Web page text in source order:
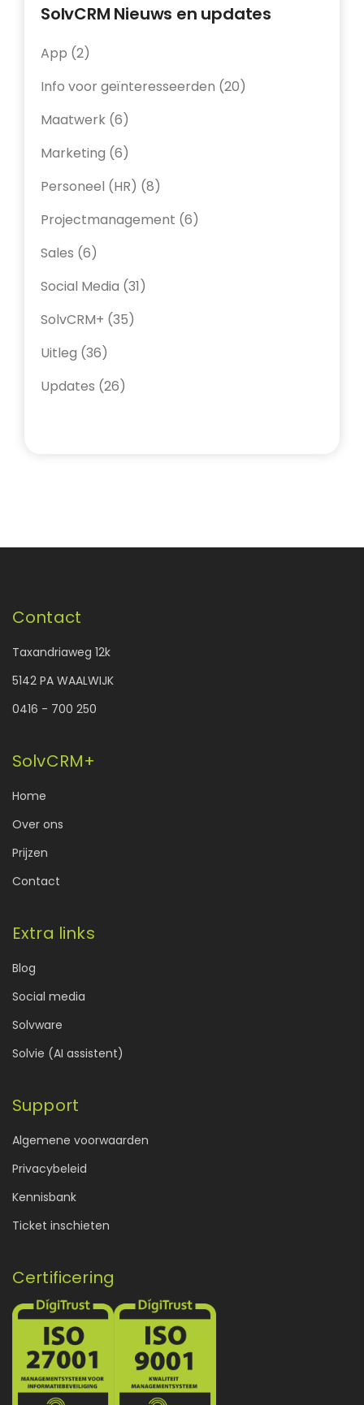
SolvCRM Nieuws en updates
App (2)
Info voor geïnteresseerden (20)
Maatwerk (6)
Marketing (6)
Personeel (HR) (8)
Projectmanagement (6)
Sales (6)
Social Media (31)
SolvCRM+ (35)
Uitleg (36)
Updates (26)
Contact
Taxandriaweg 12k
5142 PA WAALWIJK
0416 - 700 250
SolvCRM+
Home
Over ons
Prijzen
Contact
Extra links
Blog
Social media
Solvware
Solvie (AI assistent)
Support
Algemene voorwaarden
Privacybeleid
Kennisbank
Ticket inschieten
Certificering